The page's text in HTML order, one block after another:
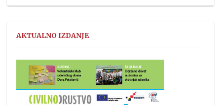
AKTUALNO IZDANJE